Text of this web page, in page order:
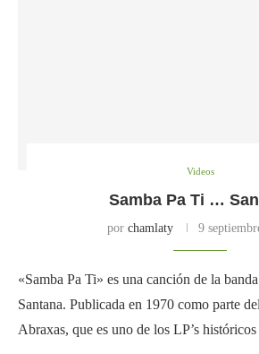
Videos
Samba Pa Ti …
por chamlaty 9
«Samba Pa Ti» es una canción de la
Santana. Publicada en 1970 como parte
Abraxas, que es uno de los LP’s